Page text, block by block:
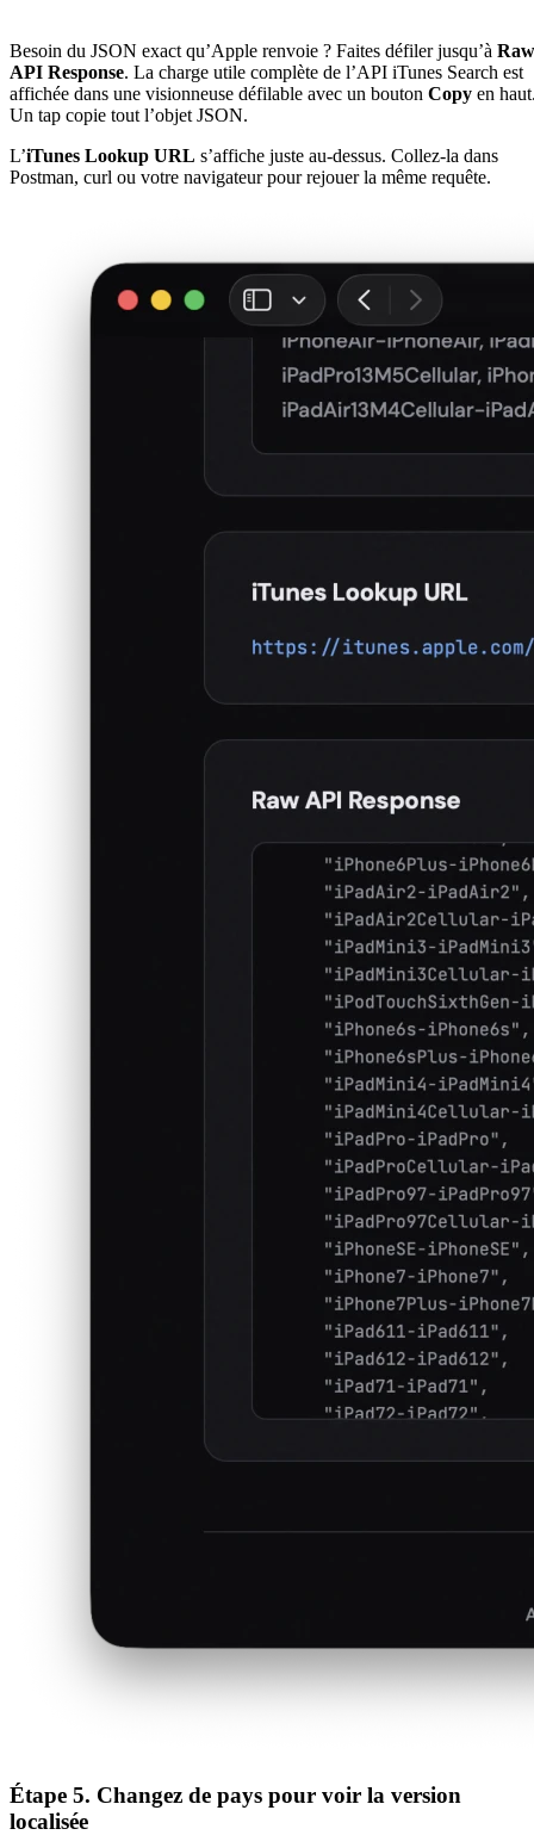
Besoin du JSON exact qu’Apple renvoie ? Faites défiler jusqu’à Raw
API Response. La charge utile complète de l’API iTunes Search est
affichée dans une visionneuse défilable avec un bouton Copy en
Un tap copie tout l’objet JSON.
L’iTunes Lookup URL s’affiche juste au-dessus. Collez-la dans
Postman, curl ou votre navigateur pour rejouer la même requête.
Étape 5. Changez de pays pour voir la version
localisée